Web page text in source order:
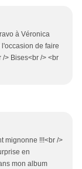
à Véronica
de faire
> Bises<br /> <br
mignonne !!!<br />
en
mon album